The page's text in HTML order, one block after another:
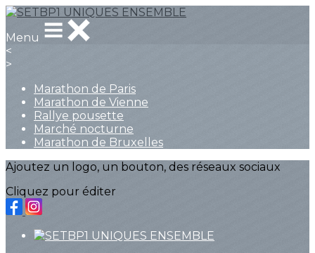
Menu
<
>
Marathon de Paris
Marathon de Vienne
Rallye pousette
Marché nocturne
Marathon de Bruxelles
Ajoutez un logo, un bouton, des réseaux sociaux
Cliquez pour éditer